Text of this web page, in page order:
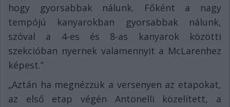
hogy gyorsabbak nálunk. Főként a nagy
tempójú kanyarokban gyorsabbak nálunk,
szóval a 4-es és 8-as kanyarok közötti
szekcióban nyernek valamennyit a McLarenhez
képest.”
„Aztán ha megnézzük a versenyen az etapokat,
az első etap végén Antonelli közelített, a